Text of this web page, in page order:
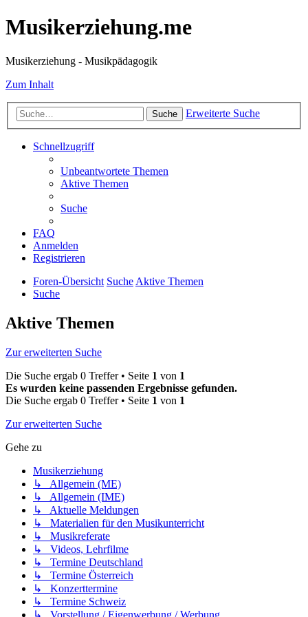
Musikerziehung.me
Musikerziehung - Musikpädagogik
Zum Inhalt
Suche Erweiterte Suche
Schnellzugriff
Unbeantwortete Themen
Aktive Themen
Suche
FAQ
Anmelden
Registrieren
Foren-Übersicht SucheAktive Themen
Suche
Aktive Themen
Zur erweiterten Suche
Die Suche ergab 0 Treffer • Seite 1 von 1
Es wurden keine passenden Ergebnisse gefunden.
Die Suche ergab 0 Treffer • Seite 1 von 1
Zur erweiterten Suche
Gehe zu
Musikerziehung
↳ Allgemein (ME)
↳ Allgemein (IME)
↳ Aktuelle Meldungen
↳ Materialien für den Musikunterricht
↳ Musikreferate
↳ Videos, Lehrfilme
↳ Termine Deutschland
↳ Termine Österreich
↳ Konzerttermine
↳ Termine Schweiz